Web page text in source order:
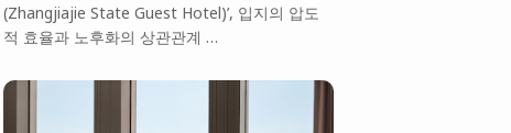
(Zhangjiajie State Guest Hotel)’, 입지의 압도
적 효율과 노후화의 상관관계 …